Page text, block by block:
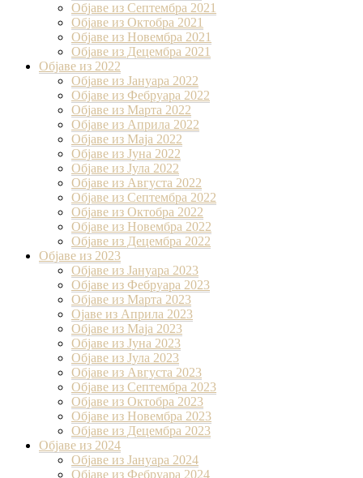
Објаве из Септембра 2021
Објаве из Октобра 2021
Објаве из Новембра 2021
Објаве из Децембра 2021
Објаве из 2022
Објаве из Јануара 2022
Објаве из Фебруара 2022
Објаве из Марта 2022
Објаве из Априла 2022
Објаве из Маја 2022
Објаве из Јуна 2022
Објаве из Јула 2022
Објаве из Августа 2022
Објаве из Септембра 2022
Објаве из Октобра 2022
Објаве из Новембра 2022
Објаве из Децембра 2022
Објаве из 2023
Објаве из Јануара 2023
Објаве из Фебруара 2023
Објаве из Марта 2023
Ојаве из Априла 2023
Објаве из Маја 2023
Објаве из Јуна 2023
Објаве из Јула 2023
Објаве из Августа 2023
Објаве из Септембра 2023
Објаве из Октобра 2023
Објаве из Новембра 2023
Објаве из Децембра 2023
Објаве из 2024
Објаве из Јануара 2024
Објаве из Фебруара 2024